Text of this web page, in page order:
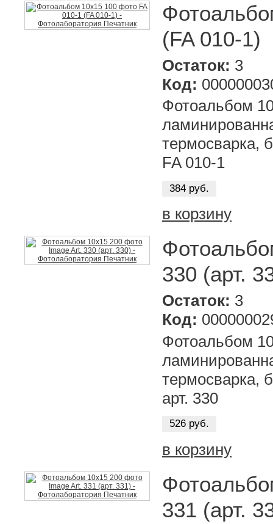
(FA 010-1)
Остаток: 3
Код:
Фотоальбом
термосварка,
FA 010-1
384 руб.
в корзину
330 (арт.
Остаток: 3
Код:
Фотоальбом
термосварка,
арт. 330
526 руб.
в корзину
331 (арт.